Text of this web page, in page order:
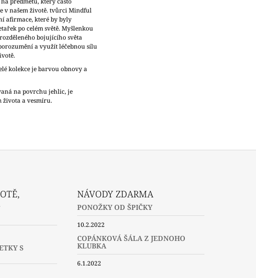
v našem životě. tvůrci Mindful
afirmace, které by byly
po celém světě. Myšlenkou
bojujícího světa
a využít léčebnou sílu
kolekce je barvou obnovy a
na povrchu jehlic, je
života a vesmíru.
S
NÁVODY ZDARMA
PONOŽKY OD ŠPIČKY
10.2.2022
COPÁNKOVÁ ŠÁLA Z JEDNOHO
KLUBKA
6.1.2022